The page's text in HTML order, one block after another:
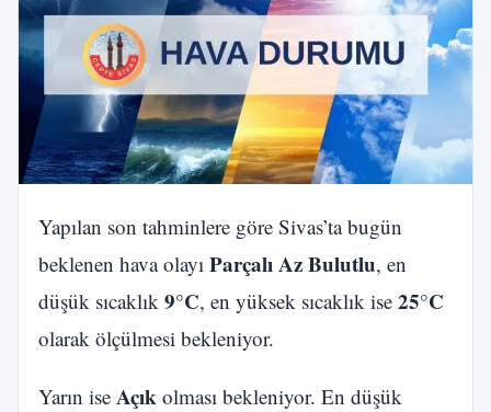
Yapılan son tahminlere göre Sivas’ta bugün
beklenen hava olayı Parçalı Az Bulutlu, en
düşük sıcaklık 9°C, en yüksek sıcaklık ise 25°C
olarak ölçülmesi bekleniyor.
Yarın ise Açık olması bekleniyor. En düşük